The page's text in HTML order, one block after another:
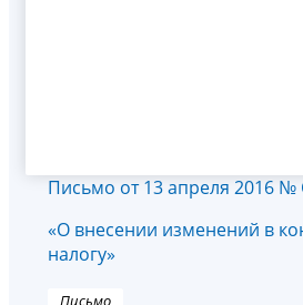
Письмо от 13 апреля 2016 №
«О внесении изменений в
налогу»
Письмо